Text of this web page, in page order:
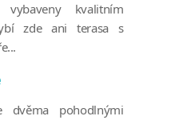
kvalitním
zde ani terasa s
pohodlnými